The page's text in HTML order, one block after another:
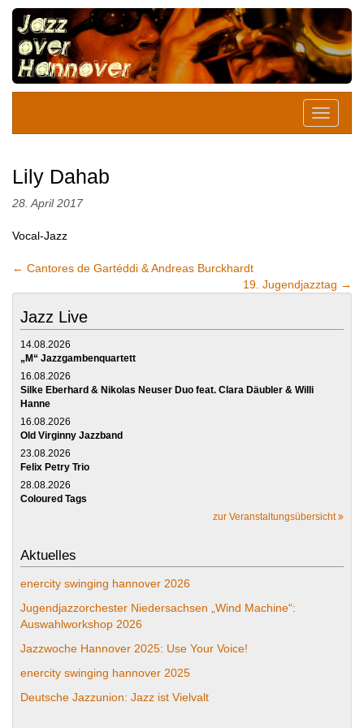
Lily Dahab
28. April 2017
Vocal-Jazz
← Cantores de Gartéddi & Andreas Burckhardt
19. Jugendjazztag →
Jazz Live
14.08.2026
„M“ Jazzgambenquartett
16.08.2026
Silke Eberhard & Nikolas Neuser Duo feat. Clara Däubler & Willi
Hanne
16.08.2026
Old Virginny Jazzband
23.08.2026
Felix Petry Trio
28.08.2026
Coloured Tags
zur Veranstaltungsübersicht
Aktuelles
enercity swinging hannover 2026
Jugendjazzorchester Niedersachsen „Wind Machine“:
Auswahlworkshop 2026
Jazzwoche Hannover 2025: Use Your Voice!
enercity swinging hannover 2025
Deutsche Jazzunion: Jazz ist Vielvalt